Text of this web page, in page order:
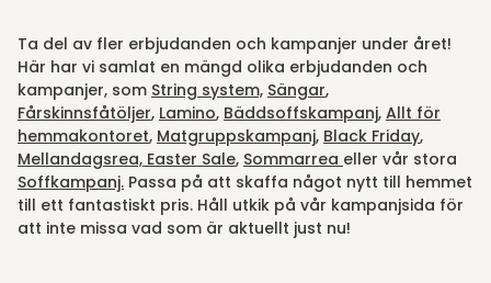
Ta del av fler erbjudanden och kampanjer under året!
Här har vi samlat en mängd olika erbjudanden och
kampanjer, som String system, Sängar,
Fårskinnsfåtöljer, Lamino, Bäddsoffskampanj, Allt för
hemmakontoret, Matgruppskampanj, Black Friday,
Mellandagsrea, Easter Sale, Sommarrea eller vår stora
Soffkampanj. Passa på att skaffa något nytt till hemmet
till ett fantastiskt pris. Håll utkik på vår kampanjsida för
att inte missa vad som är aktuellt just nu!